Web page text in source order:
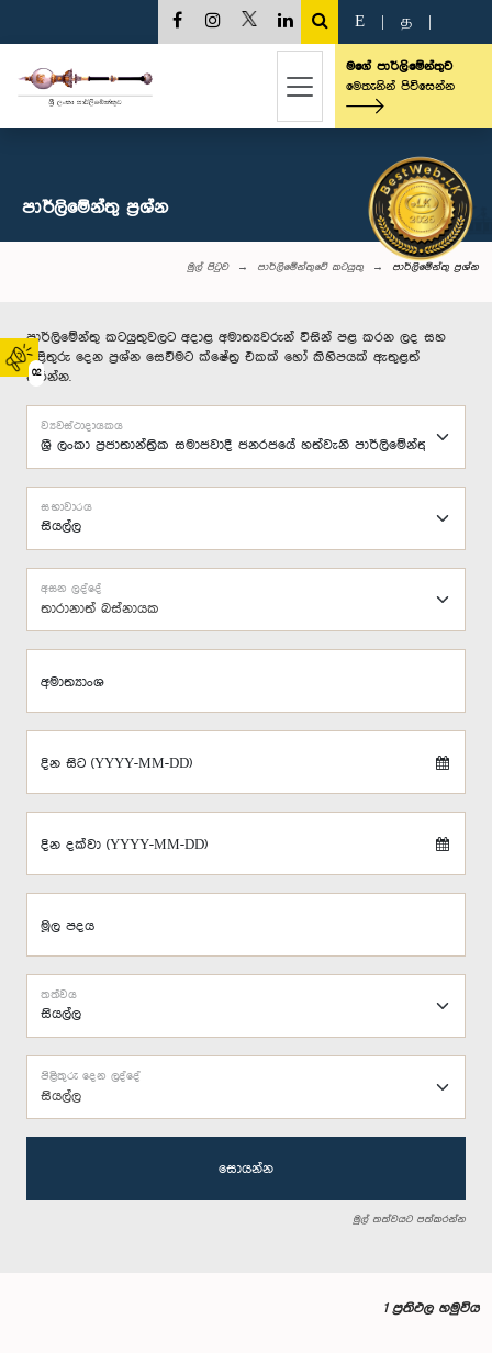
02
E த
මගේ පාර්ලිමේන්තුව
මෙතැනින් පිවිසෙන්න
පාර්ලි‌මේන්තු‌ ප්‍රශ්න
මුල් පිටුව පාර්ලිමේන්තුවේ කටයුතු පාර්ලි‌මේන්තු‌ ප්‍රශ්න
පාර්ලිමේන්තු කටයුතුවලට අදාළ අමාත්‍යවරුන් විසින් පළ කරන ලද සහ
පිළිතුරු දෙන ප්‍රශ්න සෙවීමට ක්ෂේත්‍ර එකක් හෝ කිහිපයක් ඇතුළත්
කරන්න.
ව්‍යවස්ථාදායකය
සභාවාරය
තාරානාත් බස්නායක
අසන ලද්දේ
අමාත්‍යාංශ
දින සිට (YYYY-MM-DD)
දින දක්වා (YYYY-MM-DD)
මූල පදය
තත්වය
සියල්ල
පිළිතුරු දෙන ලද්දේ
සොයන්න
මුල් තත්වයට පත්කරන්න
1 ප්‍රතිඵල හමුවිය